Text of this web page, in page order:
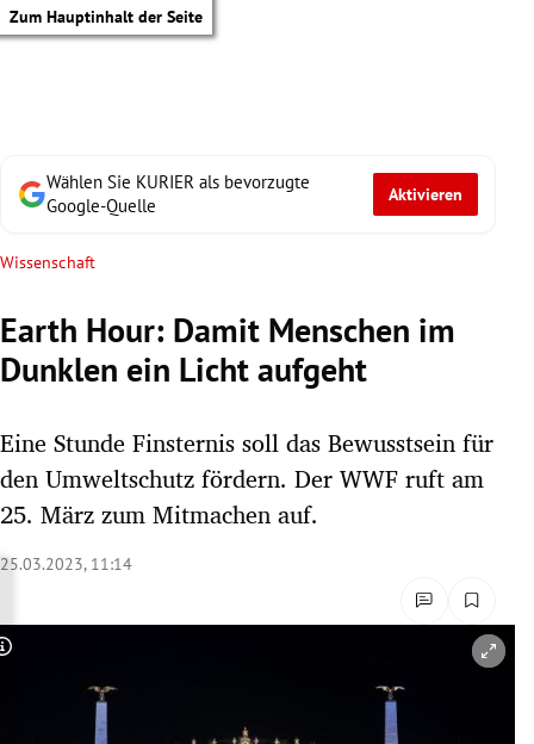
Zum Hauptinhalt der Seite
Untermenü
Untermenü
Untermenü
Wählen Sie KURIER als bevorzugte
Google-Quelle
Aktivieren
Wissenschaft
Earth Hour: Damit Menschen im
Dunklen ein Licht aufgeht
Eine Stunde Finsternis soll das Bewusstsein für
den Umweltschutz fördern. Der WWF ruft am
25. März zum Mitmachen auf.
25.03.2023, 11:14
Copyright-Hinweis öffnen/schließen